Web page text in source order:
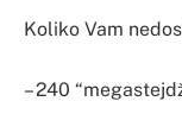
Koliko Vam
– 240